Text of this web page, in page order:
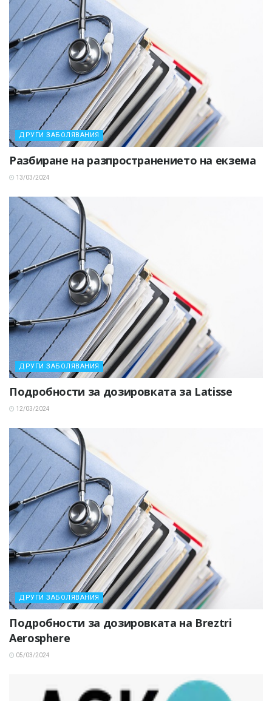
ДРУГИ ЗАБОЛЯВАНИЯ
Разбиране на разпространението на екзема
13/03/2024
ДРУГИ ЗАБОЛЯВАНИЯ
Подробности за дозировката за Latisse
12/03/2024
ДРУГИ ЗАБОЛЯВАНИЯ
Подробности за дозировката на Breztri
Aerosphere
05/03/2024